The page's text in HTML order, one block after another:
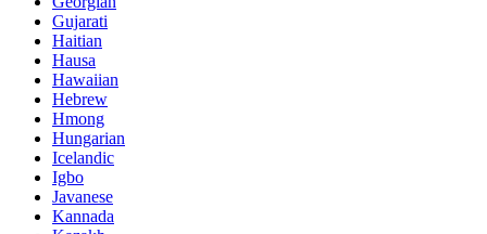
Gujarati
Haitian
Hausa
Hawaiian
Hebrew
Hmong
Hungarian
Icelandic
Igbo
Javanese
Kannada